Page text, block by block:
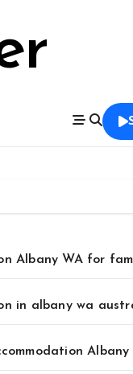
Albany WA for
in albany wa
Albany